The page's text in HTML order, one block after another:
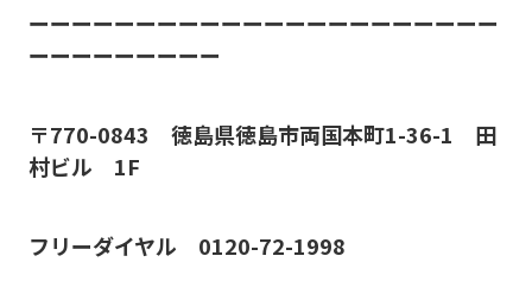
ーーーーーーーーーーーーーーーーーーーーーー
ーーーーーーーーー
〒770-0843 徳島県徳島市両国本町1-36-1 田
村ビル 1F
フリーダイヤル 0120-72-1998